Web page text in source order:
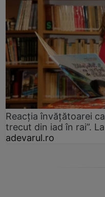
Reacția învățătoarei
trecut din iad în rai”.
adevarul.ro